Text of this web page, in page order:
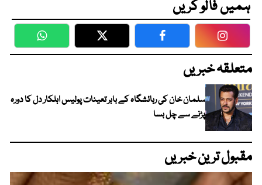
ہمیں فالو کریں
WhatsApp Twitter Facebook
متعلقہ خبریں
سلمان خان کی رہائشگاہ کے باہر تعینات پولیس اہلکار دل کا دورہ
پڑنے سے چل بسا
مقبول ترین خبریں